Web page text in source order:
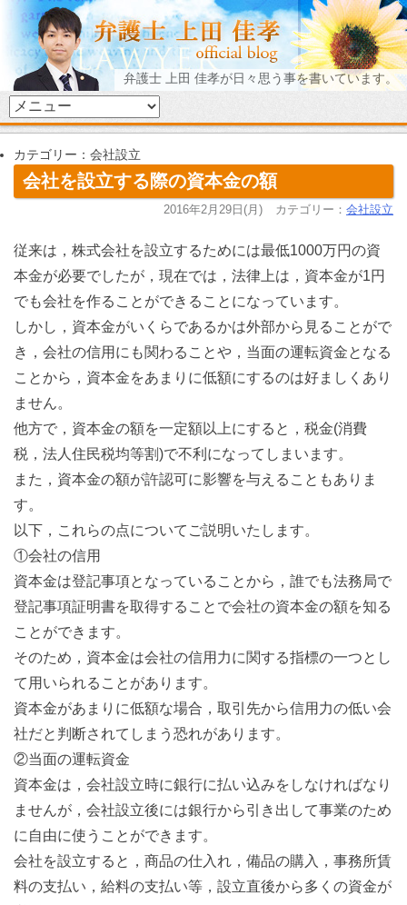
弁護士 上田 佳孝が日々思う事を書いています。
カテゴリー：会社設立
会社を設立する際の資本金の額
2016年2月29日(月) カテゴリー： 会社設立
従来は，株式会社を設立するためには最低1000万円の資
本金が必要でしたが，現在では，法律上は，資本金が1円
でも会社を作ることができることになっています。
しかし，資本金がいくらであるかは外部から見ることがで
き，会社の信用にも関わることや，当面の運転資金となる
ことから，資本金をあまりに低額にするのは好ましくあり
ません。
他方で，資本金の額を一定額以上にすると，税金(消費
税，法人住民税均等割)で不利になってしまいます。
また，資本金の額が許認可に影響を与えることもありま
す。
以下，これらの点についてご説明いたします。
①会社の信用
資本金は登記事項となっていることから，誰でも法務局で
登記事項証明書を取得することで会社の資本金の額を知る
ことができます。
そのため，資本金は会社の信用力に関する指標の一つとし
て用いられることがあります。
資本金があまりに低額な場合，取引先から信用力の低い会
社だと判断されてしまう恐れがあります。
②当面の運転資金
資本金は，会社設立時に銀行に払い込みをしなければなり
ませんが，会社設立後には銀行から引き出して事業のため
に自由に使うことができます。
会社を設立すると，商品の仕入れ，備品の購入，事務所賃
料の支払い，給料の支払い等，設立直後から多くの資金が